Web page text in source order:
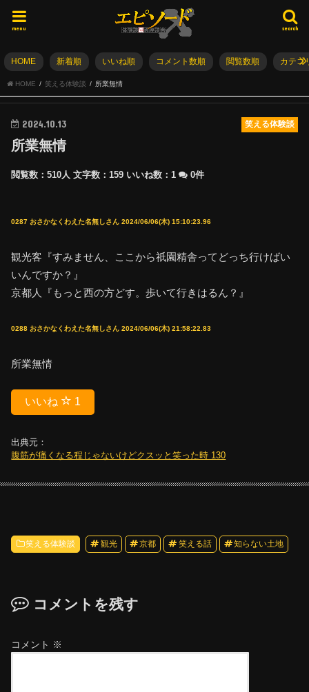
search
menu
HOME 新着順 いいね順 コメント数順 閲覧数順 カテゴ
HOME 笑える体験談 所業無情
笑える体験談
2024.10.13
所業無情
閲覧数：510人 文字数：159 いいね数： 1 0件
0287 おさかなくわえた名無しさん 2024/06/06(木) 15:10:23.96
観光客『すみません、ここから祇園精舎ってどっち行けばい
いんですか？』
京都人『もっと西の方どす。歩いて行きはるん？』
0288 おさかなくわえた名無しさん 2024/06/06(木) 21:58:22.83
所業無情
いいね 1
出典元：
腹筋が痛くなる程じゃないけどクスッと笑った時 130
笑える体験談 観光 京都 笑える話 知らない土地
コメントを残す
コメント ※